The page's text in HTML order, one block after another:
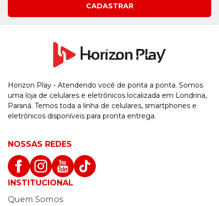
CADASTRAR
Horizon Play - Atendendo você de ponta a ponta. Somos
uma loja de celulares e eletrônicos localizada em Londrina,
Paraná. Temos toda a linha de celulares, smartphones e
eletrônicos disponíveis para pronta entrega.
NOSSAS REDES
INSTITUCIONAL
Quem Somos